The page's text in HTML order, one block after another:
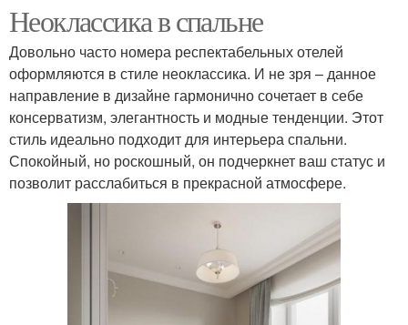
Неоклассика в спальне
Довольно часто номера респектабельных отелей
оформляются в стиле неоклассика. И не зря – данное
направление в дизайне гармонично сочетает в себе
консерватизм, элегантность и модные тенденции. Этот
стиль идеально подходит для интерьера спальни.
Спокойный, но роскошный, он подчеркнет ваш статус и
позволит расслабиться в прекрасной атмосфере.